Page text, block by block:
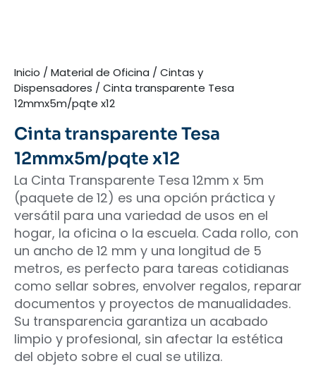
Inicio / Material de Oficina / Cintas y
Dispensadores / Cinta transparente Tesa
12mmx5m/pqte x12
Cinta transparente Tesa
12mmx5m/pqte x12
La Cinta Transparente Tesa 12mm x 5m
(paquete de 12) es una opción práctica y
versátil para una variedad de usos en el
hogar, la oficina o la escuela. Cada rollo, con
un ancho de 12 mm y una longitud de 5
metros, es perfecto para tareas cotidianas
como sellar sobres, envolver regalos, reparar
documentos y proyectos de manualidades.
Su transparencia garantiza un acabado
limpio y profesional, sin afectar la estética
del objeto sobre el cual se utiliza.